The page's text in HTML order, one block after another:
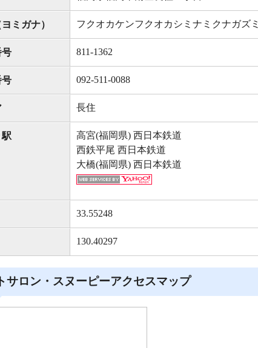
ミガナ） フクオカケンフクオカシミナミクナガズミ
号 811-1362
号 092-511-0088
長住
高宮(福岡県) 西日本鉄道
西鉄平尾 西日本鉄道
大橋(福岡県) 西日本鉄道
33.55248
130.40297
サロン・スヌーピーアクセスマップ